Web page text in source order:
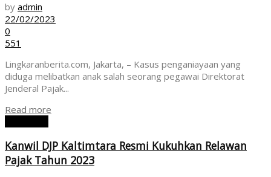
by admin
22/02/2023
0
551
Lingkaranberita.com, Jakarta, – Kasus penganiayaan yang
diduga melibatkan anak salah seorang pegawai Direktorat
Jenderal Pajak...
Read more
Kanwil DJP Kaltimtara Resmi Kukuhkan Relawan
Pajak Tahun 2023